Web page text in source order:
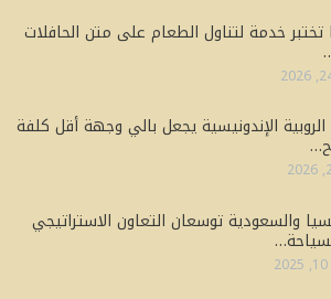
تختبر خدمة لتناول الطعام على متن الحافلات
الإندونيسية يجعل بالي وجهة أقل كلفة
والسعودية توسعان التعاون الاستراتيجي